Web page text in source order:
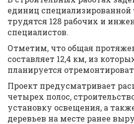
единиц специализированной
трудятся 128 рабочих и
специалистов.
Отметим, что общая
составляет 12,4 км, из
планируется
Проект предусматривает
четырех полос,
установку освещения, а
деревьев на месте ранее